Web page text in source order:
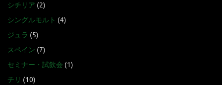
シチリア (2)
シングルモルト (4)
ジュラ (5)
スペイン (7)
セミナー・試飲会 (1)
チリ (10)